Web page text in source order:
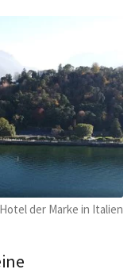
der Marke in Italien